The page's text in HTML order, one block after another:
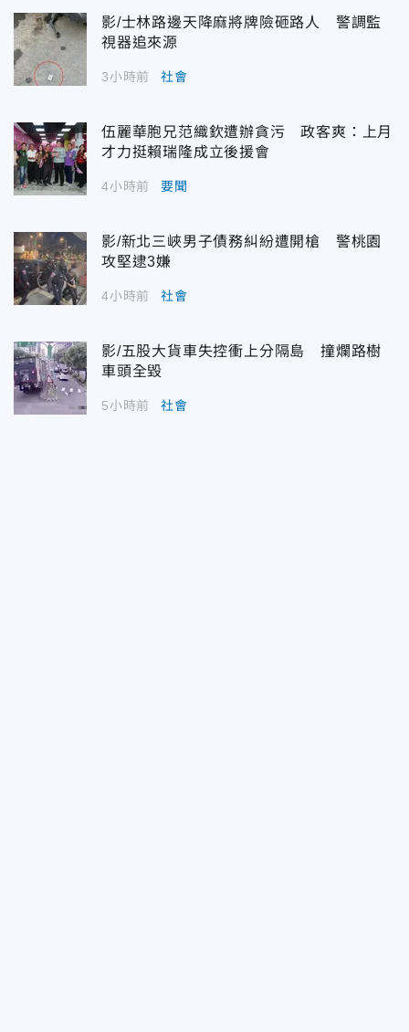
影/士林路邊天降麻將牌險砸路人 警調監
視器追來源
3小時前 社會
伍麗華胞兄范織欽遭辦貪污 政客爽：上月
才力挺賴瑞隆成立後援會
4小時前 要聞
影/新北三峽男子債務糾紛遭開槍 警桃園
攻堅逮3嫌
4小時前 社會
影/五股大貨車失控衝上分隔島 撞爛路樹
車頭全毀
5小時前 社會